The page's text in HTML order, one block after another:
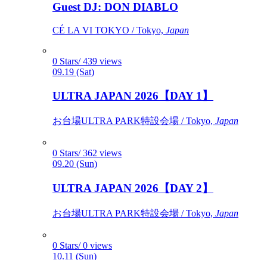
Guest DJ: DON DIABLO
CÉ LA VI TOKYO / Tokyo, Japan
0 Stars/ 439 views
09.19 (Sat)
ULTRA JAPAN 2026【DAY 1】
お台場ULTRA PARK特設会場 / Tokyo, Japan
0 Stars/ 362 views
09.20 (Sun)
ULTRA JAPAN 2026【DAY 2】
お台場ULTRA PARK特設会場 / Tokyo, Japan
0 Stars/ 0 views
10.11 (Sun)